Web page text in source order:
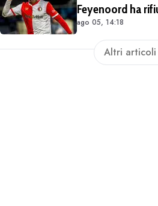
Feyenoord ha
milioni di euro
ago 05, 14:18
Altri articoli